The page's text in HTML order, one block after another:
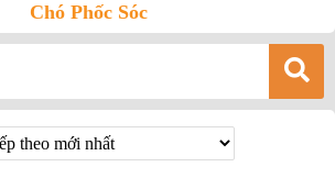
Chó Phốc Sóc